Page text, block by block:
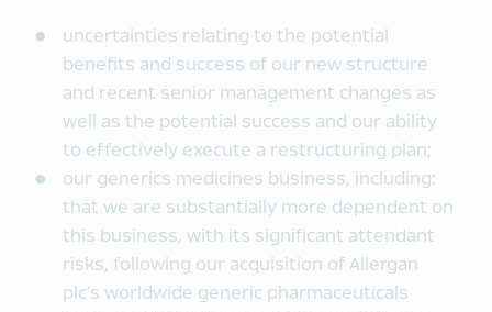
uncertainties relating to the potential
benefits and success of our new structure
and recent senior management changes as
well as the potential success and our ability
to effectively execute a restructuring plan;
our generics medicines business, including:
that we are substantially more dependent on
this business, with its significant attendant
risks, following our acquisition of Allergan
plc’s worldwide generic pharmaceuticals